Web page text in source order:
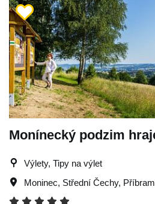
Monínecký podzim
Výlety, Tipy na výlet
Moninec, Střední Čechy,